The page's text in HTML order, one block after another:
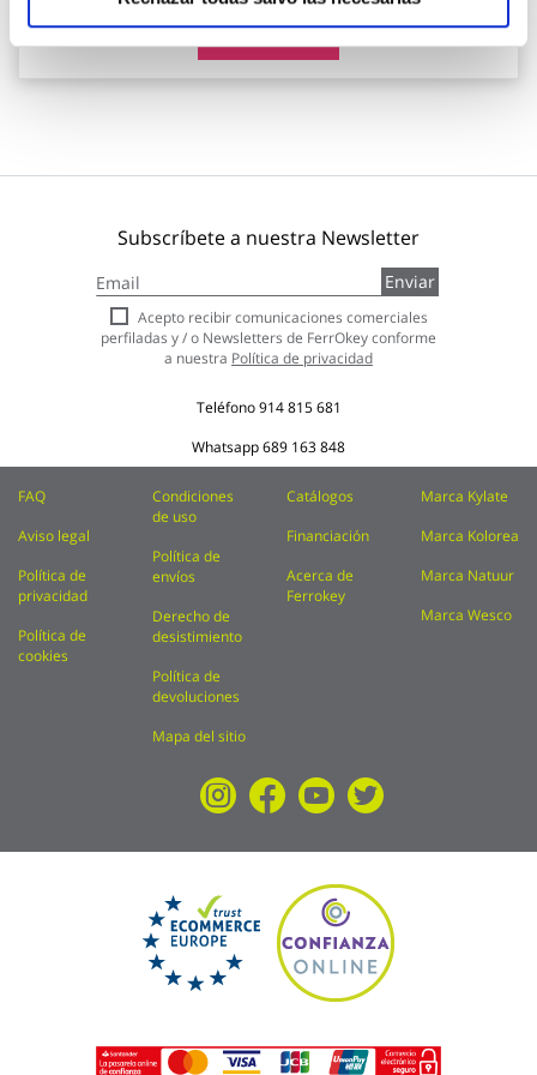
Subscríbete a nuestra Newsletter
a
nuestro
boletín
de
Enviar
Acepto recibir comunicaciones comerciales
perfiladas y / o Newsletters de FerrOkey conforme
a nuestra Política de privacidad
Teléfono914 815 681
Whatsapp689 163 848
FAQ
Aviso legal
Política de
privacidad
Política de
cookies
Condiciones
de uso
Política de
envíos
Derecho de
desistimiento
Política de
devoluciones
Mapa del sitio
Catálogos
Financiación
Acerca de
Ferrokey
Marca Kylate
Marca Kolorea
Marca Natuur
Marca Wesco